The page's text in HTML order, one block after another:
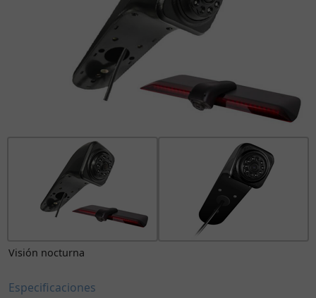
Visión nocturna
Especificaciones